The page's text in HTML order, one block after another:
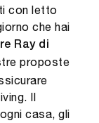
con letto
che hai
Ray di
proposte
Il
casa, gli